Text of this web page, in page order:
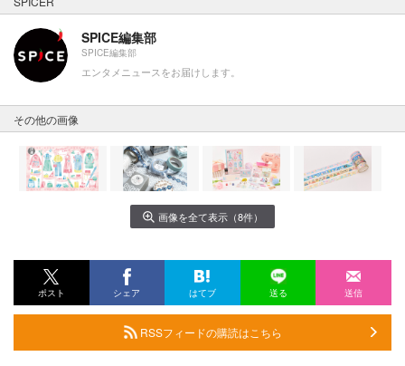
SPICE編集部
SPICE編集部
エンタメニュースをお届けします。
その他の画像
画像を全て表示（8件）
ポスト シェア はてブ 送る 送信
RSSフィードの購読はこちら